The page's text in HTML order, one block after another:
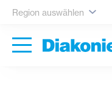
Region auswählen